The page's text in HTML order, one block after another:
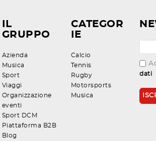
IL
GRUPPO
Azienda
Musica
Sport
Viaggi
Organizzazione
eventi
Sport DCM
Piattaforma B2B
Blog
CATEGOR
IE
Calcio
Tennis
Rugby
Motorsports
Musica
dati